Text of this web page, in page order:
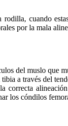
cuando
por la mala
del muslo que
a través del
correcta
los cóndilos